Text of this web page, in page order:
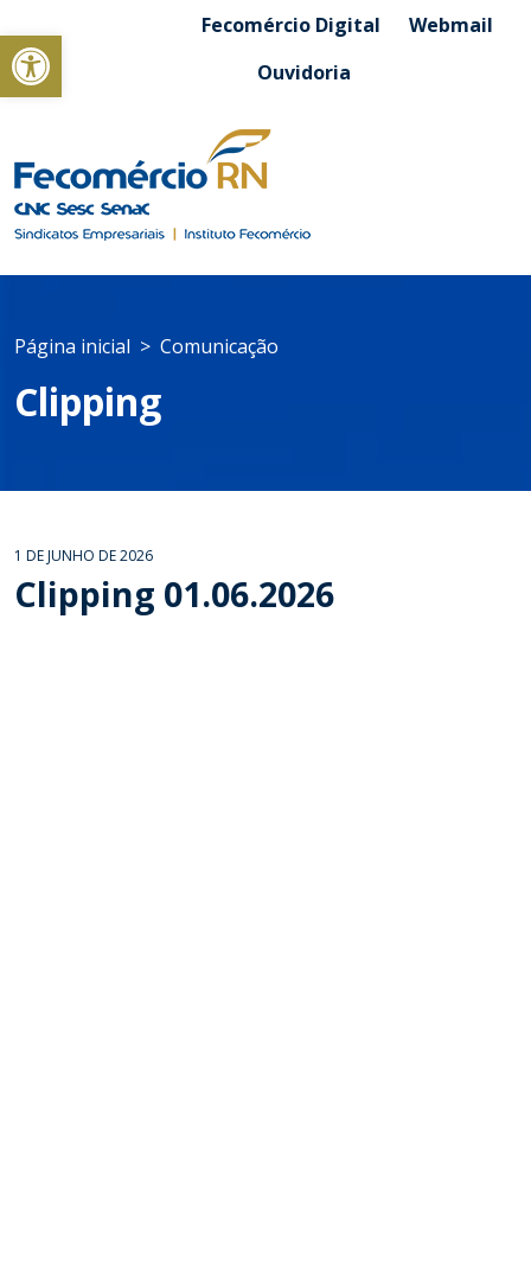
Abrir a barra de ferramentasFecomércio Digital
Webmail
Ouvidoria
Página inicial Comunicação
Clipping
1 DE JUNHO DE 2026
Clipping 01.06.2026